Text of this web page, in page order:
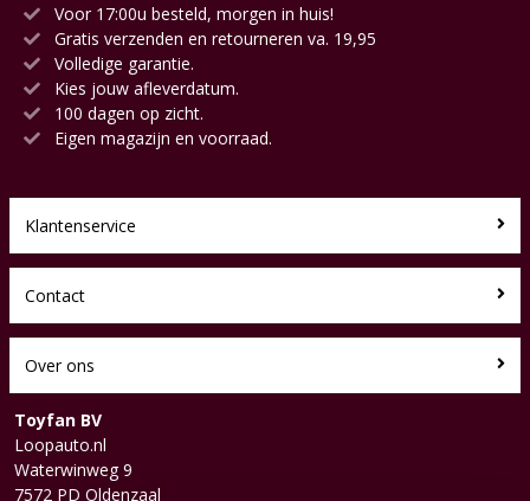
Voor 17:00u besteld, morgen in huis!
Gratis verzenden en retourneren va. 19,95
Volledige garantie.
Kies jouw afleverdatum.
100 dagen op zicht.
Eigen magazijn en voorraad.
Klantenservice
Contact
Over ons
Toyfan BV
Loopauto.nl
Waterwinweg 9
7572 PD Oldenzaal